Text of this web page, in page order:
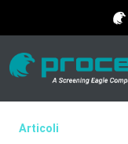
Articoli